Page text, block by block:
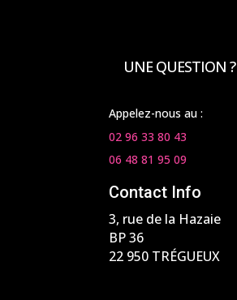
UNE QUESTION ?
Appelez-nous au :
02 96 33 80 43
06 48 81 95 09
Contact Info
3, rue de la Hazaie
BP 36
22 950 TRÉGUEUX